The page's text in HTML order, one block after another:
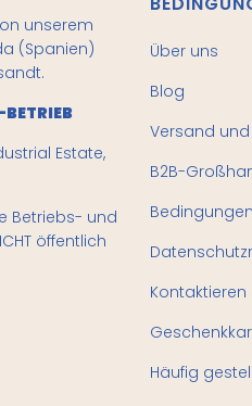
unserem
(Spanien)
Estate,
Betriebs- und
öffentlich
Über uns
Blog
Versand
B2B-
Kontaktieren
Häufig